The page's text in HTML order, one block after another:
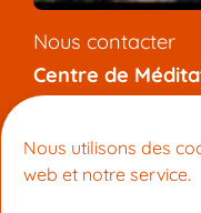
Nous utilisons des
web et notre service.
Nous contacter
Centre de
+33 (0) 9 81 92 47
info@meditation-